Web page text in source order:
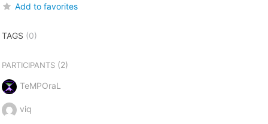
Add to favorites
TAGS (0)
PARTICIPANTS(2)
TeMPOraL
viq